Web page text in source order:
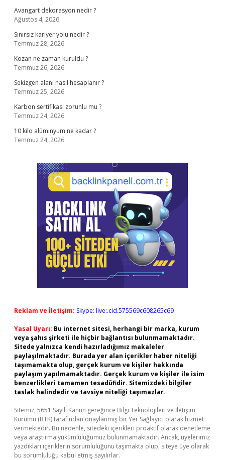
Avangart dekorasyon nedir ?
Ağustos 4, 2026
Sınırsız kariyer yolu nedir ?
Temmuz 28, 2026
Kozan ne zaman kuruldu ?
Temmuz 26, 2026
Sekizgen alanı nasıl hesaplanır ?
Temmuz 25, 2026
Karbon sertifikası zorunlu mu ?
Temmuz 24, 2026
10 kilo alüminyum ne kadar ?
Temmuz 24, 2026
Reklam ve İletişim: Skype: live:.cid.575569c608265c69
Yasal Uyarı: Bu internet sitesi, herhangi bir marka, kurum
veya şahıs şirketi ile hiçbir bağlantısı bulunmamaktadır.
Sitede yalnızca kendi hazırladığımız makaleler
paylaşılmaktadır. Burada yer alan içerikler haber niteliği
taşımamakta olup, gerçek kurum ve kişiler hakkında
paylaşım yapılmamaktadır. Gerçek kurum ve kişiler ile isim
benzerlikleri tamamen tesadüfidir. Sitemizdeki bilgiler
taslak halindedir ve tavsiye niteliği taşımazlar.
Sitemiz, 5651 Sayılı Kanun gereğince Bilgi Teknolojileri ve İletişim
Kurumu (BTK) tarafından onaylanmış bir Yer Sağlayıcı olarak hizmet
vermektedir. Bu nedenle, sitedeki içerikleri proaktif olarak denetleme
veya araştırma yükümlülüğümüz bulunmamaktadır. Ancak, üyelerimiz
yazdıkları içeriklerin sorumluluğunu taşımakta olup, siteye üye olarak
bu sorumluluğu kabul etmiş sayılırlar.